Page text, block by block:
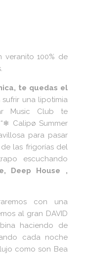
veranito 100% de
te quedas el
una lipotimia
Music Club te
Calipø Summer
para pasar
las frigorías del
escuchando
Deep House ,
con una
al gran DAVID
haciendo de
cada noche
como son Bea